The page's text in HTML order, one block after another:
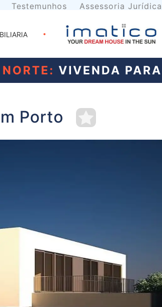
Testemunhos Assessoria Jurídica
VIVENDA
Porto